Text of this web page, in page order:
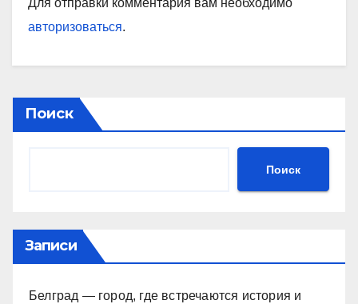
Для отправки комментария вам необходимо
авторизоваться.
Поиск
Поиск
Записи
Белград — город, где встречаются история и